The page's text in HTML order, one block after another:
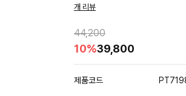
개 리뷰
44,200
10%39,800
제품코드